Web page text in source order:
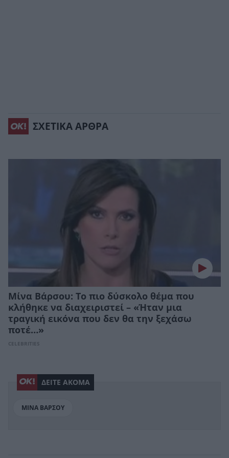
ΣΧΕΤΙΚΑ ΑΡΘΡΑ
Μίνα Βάρσου: Το πιο δύσκολο θέμα που
κλήθηκε να διαχειριστεί – «Ήταν μια
τραγική εικόνα που δεν θα την ξεχάσω
ποτέ…»
CELEBRITIES
ΔΕΙΤΕ ΑΚΟΜΑ
ΜΙΝΑ ΒΑΡΣΟΥ